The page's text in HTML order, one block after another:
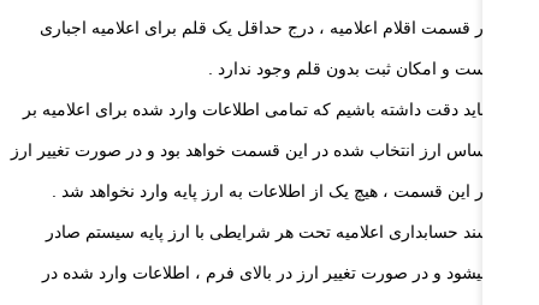
در قسمت اقلام اعلامیه ، درج حداقل یک قلم برای اعلامیه اجباری
است و امکان ثبت بدون قلم وجود ندارد .
باید دقت داشته باشیم که تمامی اطلاعات وارد شده برای اعلامیه بر
اساس ارز انتخاب شده در این قسمت خواهد بود و در صورت تغییر ارز
در این قسمت ، هیچ یک از اطلاعات به ارز پایه وارد نخواهد شد .
سند حسابداری اعلامیه تحت هر شرایطی با ارز پایه سیستم صادر
میشود و در صورت تغییر ارز در بالای فرم ، اطلاعات وارد شده در